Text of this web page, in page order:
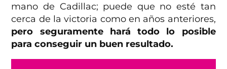
mano de Cadillac; puede que no esté tan
cerca de la victoria como en años anteriores,
pero seguramente hará todo lo posible
para conseguir un buen resultado.